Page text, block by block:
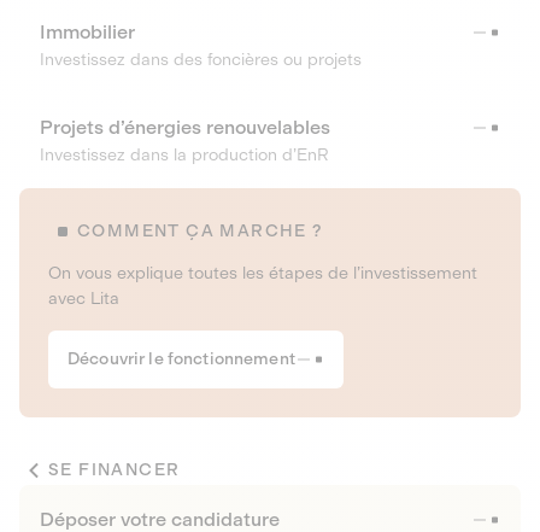
Immobilier
Investissez dans des foncières ou projets
Projets d’énergies renouvelables
Investissez dans la production d’EnR
COMMENT ÇA MARCHE ?
On vous explique toutes les étapes de l’investissement
avec Lita
Découvrir le fonctionnement
SE FINANCER
Déposer votre candidature